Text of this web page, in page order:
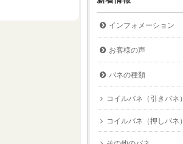
インフォメーション
お客様の声
バネの種類
コイルバネ（引きバネ）
コイルバネ（押しバネ）